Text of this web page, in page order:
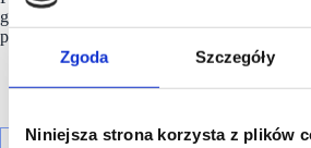
Zgoda Szczegóły
Niniejsza strona korzysta z plików
gastronomicznych tworzących tę wyjątkową
podniebienia gości odwiedzających centrum.